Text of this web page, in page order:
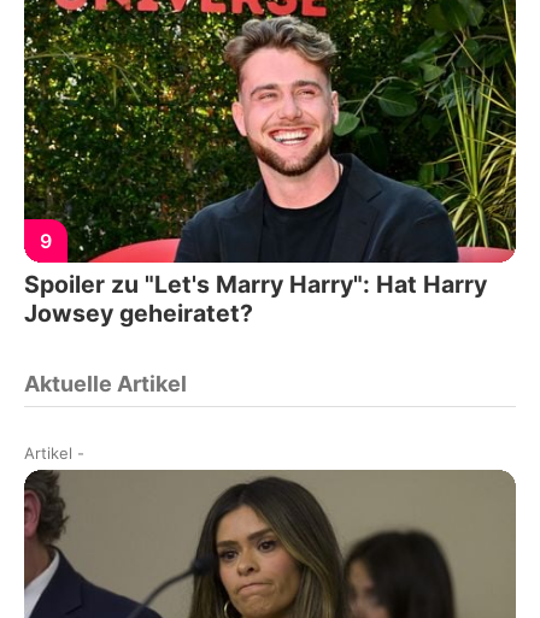
9
Spoiler zu "Let's Marry Harry": Hat Harry
Jowsey geheiratet?
Aktuelle Artikel
Artikel -